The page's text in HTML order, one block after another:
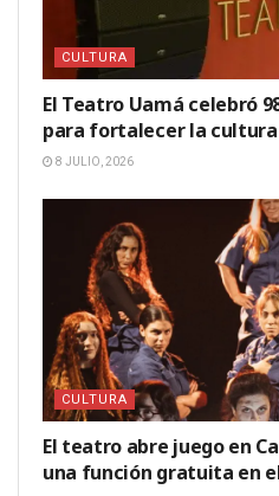
CULTURA
El Teatro Uamá celebró
para fortalecer la
8 JULIO, 2026
CULTURA
El teatro abre juego en
una función gratuita en